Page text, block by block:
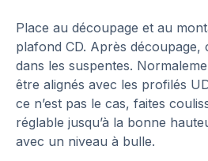
Place au découpage et au
plafond CD. Après découpage,
dans les suspentes.
être alignés avec les profilés
ce n’est pas le cas, faites
réglable jusqu’à la bonne
avec un niveau à bulle.